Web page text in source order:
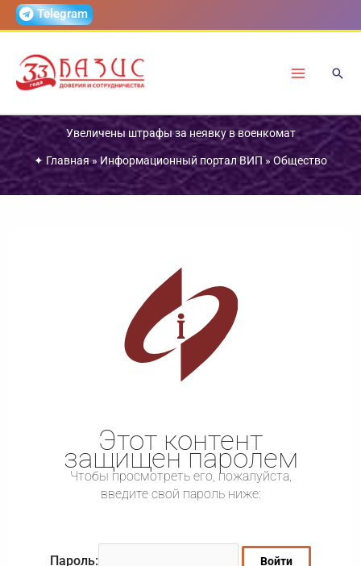
ПерейтиTelegram
Увеличены штрафы за неявку в военкомат
✦ Главная» Информационный портал ВИП»Общество
Этот контент
защищен паролем
Чтобы просмотреть его, пожалуйста,
введите свой пароль ниже:
Пароль: